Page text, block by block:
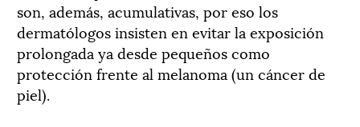
son, además, acumulativas, por eso los
dermatólogos insisten en evitar la exposición
prolongada ya desde pequeños como
protección frente al melanoma (un cáncer de
piel).